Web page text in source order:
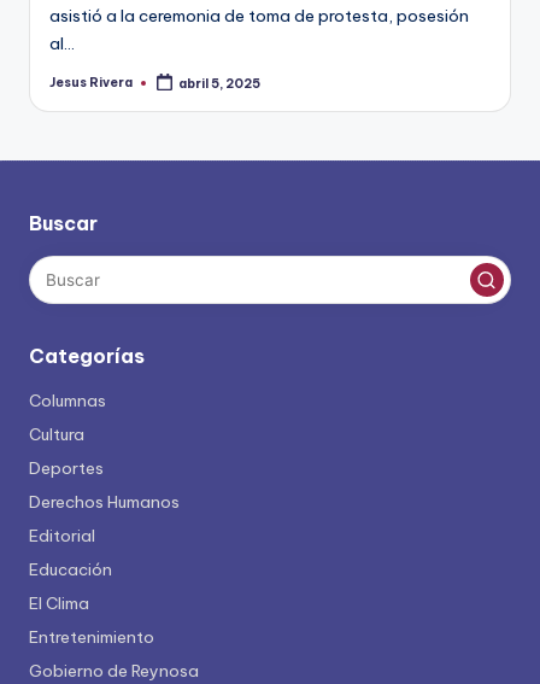
asistió a la ceremonia de toma de protesta, posesión
al…
Publicado
Jesus Rivera abril 5, 2025
Buscar
Categorías
Columnas
Cultura
Deportes
Derechos Humanos
Editorial
Educación
El Clima
Entretenimiento
Gobierno de Reynosa